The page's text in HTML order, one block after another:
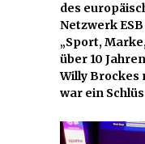
des
Netzwerk
„Sport,
über 10
Willy Brockes
war ein